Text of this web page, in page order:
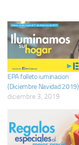
EPA folleto iuminacion
(Diciembre Navidad 2019)
diciembre 3, 2019